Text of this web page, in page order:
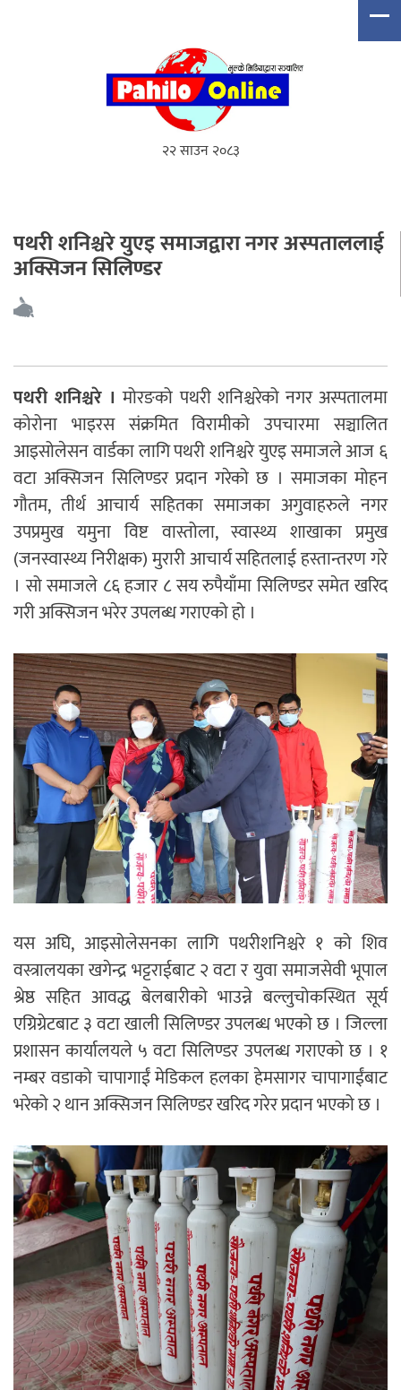
२२ साउन २०८३
पथरी शनिश्चरे युएइ समाजद्वारा नगर अस्पताललाई
अक्सिजन सिलिण्डर
पथरी शनिश्चरे । मोरङको पथरी शनिश्चरेको नगर अस्पतालमा
कोरोना भाइरस संक्रमित विरामीको उपचारमा सञ्चालित
आइसोलेसन वार्डका लागि पथरी शनिश्चरे युएइ समाजले आज ६
वटा अक्सिजन सिलिण्डर प्रदान गरेको छ । समाजका मोहन
गौतम, तीर्थ आचार्य सहितका समाजका अगुवाहरुले नगर
उपप्रमुख यमुना विष्ट वास्तोला, स्वास्थ्य शाखाका प्रमुख
(जनस्वास्थ्य निरीक्षक) मुरारी आचार्य सहितलाई हस्तान्तरण गरे
। सो समाजले ८६ हजार ८ सय रुपैयाँमा सिलिण्डर समेत खरिद
गरी अक्सिजन भरेर उपलब्ध गराएको हो ।
यस अघि, आइसोलेसनका लागि पथरीशनिश्चरे १ को शिव
वस्त्रालयका खगेन्द्र भट्टराईबाट २ वटा र युवा समाजसेवी भूपाल
श्रेष्ठ सहित आवद्ध बेलबारीको भाउन्ने बल्लुचोकस्थित सूर्य
एग्रिग्रेटबाट ३ वटा खाली सिलिण्डर उपलब्ध भएको छ । जिल्ला
प्रशासन कार्यालयले ५ वटा सिलिण्डर उपलब्ध गराएको छ । १
नम्बर वडाको चापागाईं मेडिकल हलका हेमसागर चापागाईंबाट
भरेको २ थान अक्सिजन सिलिण्डर खरिद गरेर प्रदान भएको छ ।